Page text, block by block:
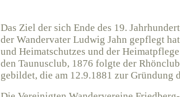
Das Ziel der sich Ende des 19.
der Wandervater Ludwig Jahn gepflegt
und Heimatschutzes und der
den Taunusclub, 1876 folgte der
gebildet, die am 12.9.1881 zur Gründung